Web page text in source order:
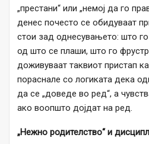
„престани“ или „немој да го
денес почесто се обидуваат
стои зад однесувањето: што
од што се плаши, што го
доживуваат таквиот пристап
пораснале со логиката дека
да се „доведе во ред“, а
ако воопшто дојдат на ред.
„Нежно родителство“ и